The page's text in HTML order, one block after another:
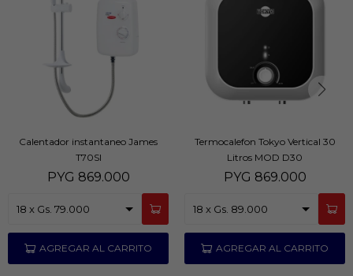
Calentador instantaneo James
T70SI
PYG 869.000
Termocalefon Tokyo Vertical 30
Litros MOD D30
PYG 869.000